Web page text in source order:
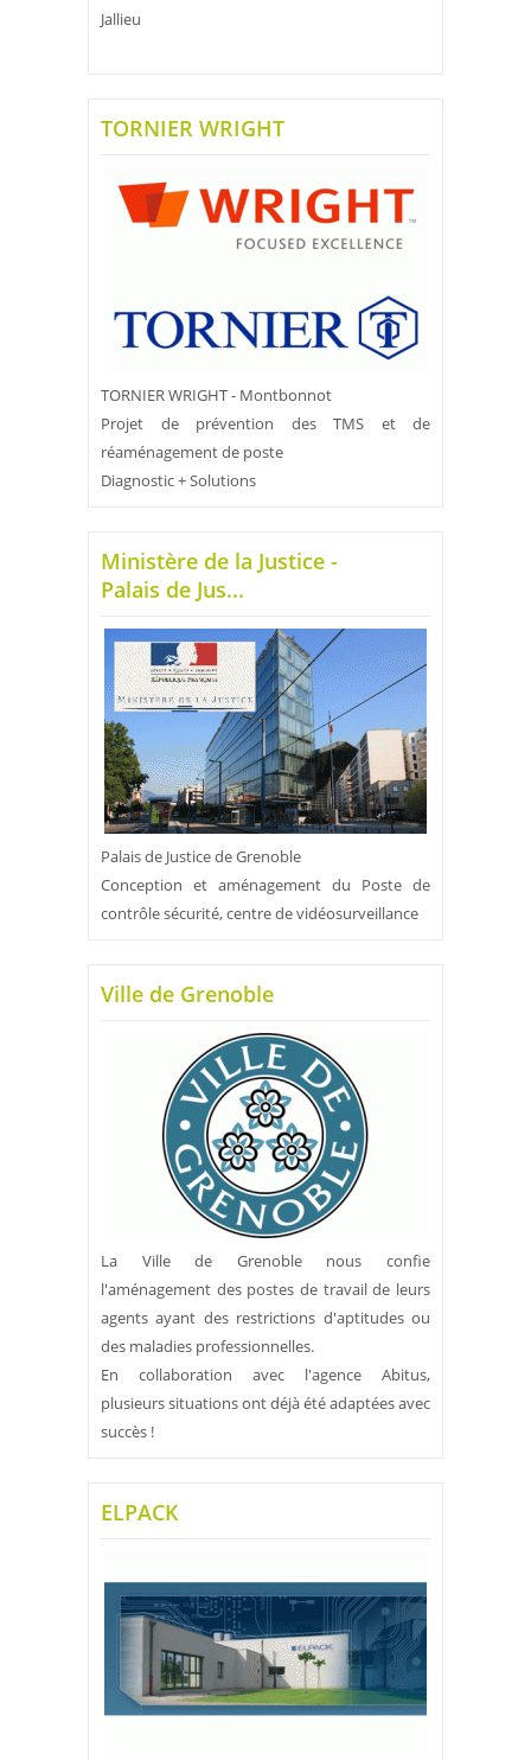
Jallieu
TORNIER WRIGHT
TORNIER WRIGHT - Montbonnot
Projet de prévention des TMS et de
réaménagement de poste
Diagnostic + Solutions
Ministère de la Justice -
Palais de Jus...
Palais de Justice de Grenoble
Conception et aménagement du Poste de
contrôle sécurité, centre de vidéosurveillance
Ville de Grenoble
La Ville de Grenoble nous confie
l'aménagement des postes de travail de leurs
agents ayant des restrictions d'aptitudes ou
des maladies professionnelles.
En collaboration avec l'agence Abitus,
plusieurs situations ont déjà été adaptées avec
succès !
ELPACK